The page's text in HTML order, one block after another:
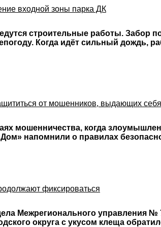
входной зоны парка ДК
строительные работы. Забор
Когда идёт сильный дождь,
от мошенников, выдающих
мошенничества, когда
напомнили о правилах
фиксироваться
Межрегионального управления №
округа с укусом клеща